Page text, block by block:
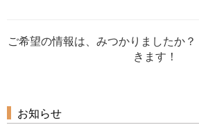
ご希望の情報は、みつかりましたか？
きます！
お知らせ